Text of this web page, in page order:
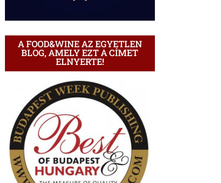
A FOOD&WINE AZ EGYETLEN
BLOG, AMELY EZT A CÍMET
ELNYERTE!